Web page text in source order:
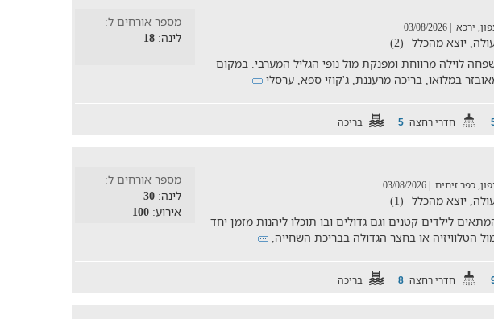
ירכא | 03/08/2026
יוצא מהכלל (2)
לוילה מרווחת ומפנקת מול נופי הגליל המערבי. במקום
במלואו, בריכה מרעננת, ג'קוזי ספא, ערסלי
מספר אורחים ל:
לינה:18
חדרי רחצה 5 בריכה
כפר זיתים | 03/08/2026
יוצא מהכלל (1)
לילדים קטנים וגם גדולים ובו תוכלו ליהנות מזמן יחד
הטלוויזיה או בחצר הגדולה בבריכת השחייה,
מספר אורחים ל:
לינה:30
אירוע:100
חדרי רחצה 8 בריכה